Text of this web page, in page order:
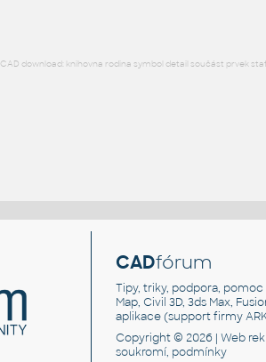
CAD download: knihovna rodina symbol detail součást prvek
CADfórum
Tipy, triky, podpora, pomoc
Map, Civil 3D, 3ds Max,
aplikace (support firmy
Copyright © 2026 |Web
soukromí, podmínky